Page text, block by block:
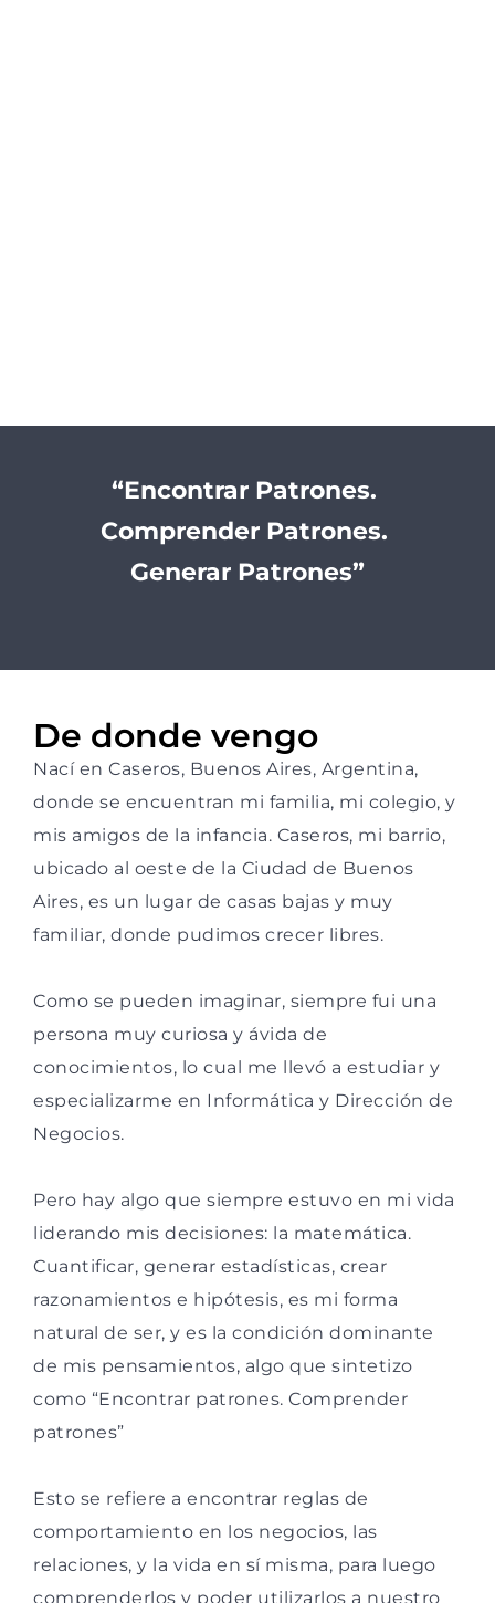
“Encontrar Patrones.
Comprender Patrones.
Generar Patrones”
De donde vengo
Nací en Caseros, Buenos Aires, Argentina,
donde se encuentran mi familia, mi colegio, y
mis amigos de la infancia. Caseros, mi barrio,
ubicado al oeste de la Ciudad de Buenos
Aires, es un lugar de casas bajas y muy
familiar, donde pudimos crecer libres.
Como se pueden imaginar, siempre fui una
persona muy curiosa y ávida de
conocimientos, lo cual me llevó a estudiar y
especializarme en Informática y Dirección de
Negocios.
Pero hay algo que siempre estuvo en mi vida
liderando mis decisiones: la matemática.
Cuantificar, generar estadísticas, crear
razonamientos e hipótesis, es mi forma
natural de ser, y es la condición dominante
de mis pensamientos, algo que sintetizo
como “Encontrar patrones. Comprender
patrones”
Esto se refiere a encontrar reglas de
comportamiento en los negocios, las
relaciones, y la vida en sí misma, para luego
comprenderlos y poder utilizarlos a nuestro